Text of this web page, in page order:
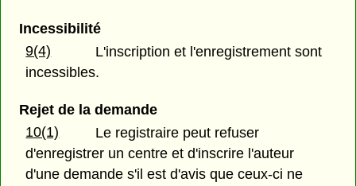
Incessibilité
9(4)
L'inscription et l'enregistrement sont
incessibles.
Rejet de la demande
10(1)
Le registraire peut refuser
d'enregistrer un centre et d'inscrire l'auteur
d'une demande s'il est d'avis que ceux-ci ne